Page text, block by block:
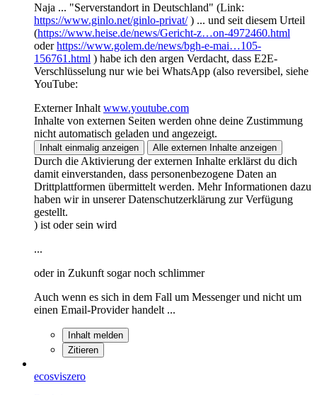
Naja ... "Serverstandort in Deutschland" (Link:
https://www.ginlo.net/ginlo-privat/) ... und seit diesem Urteil
(https://www.heise.de/news/Gericht-z…on-4972460.html
oderhttps://www.golem.de/news/bgh-e-mai…105-
156761.html ) habe ich den argen Verdacht, dass E2E-
Verschlüsselung nur wie bei WhatsApp (also reversibel, siehe
YouTube:
Externer Inhalt www.youtube.com
Inhalte von externen Seiten werden ohne deine Zustimmung
nicht automatisch geladen und angezeigt.
Inhalt einmalig anzeigen Alle externen Inhalte anzeigen
Durch die Aktivierung der externen Inhalte erklärst du dich
damit einverstanden, dass personenbezogene Daten an
Drittplattformen übermittelt werden. Mehr Informationen dazu
haben wir in unserer Datenschutzerklärung zur Verfügung
gestellt.
) ist oder sein wird
...
oder in Zukunft sogar noch schlimmer
Auch wenn es sich in dem Fall um Messenger und nicht um
einen Email-Provider handelt ...
Inhalt melden
Zitieren
ecosviszero